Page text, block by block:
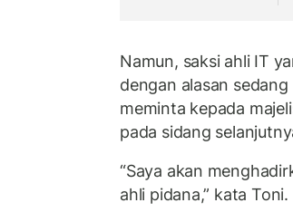
Namun, saksi ahli IT
dengan alasan
meminta kepada
pada sidang
“Saya akan
ahli pidana,” kata Toni.